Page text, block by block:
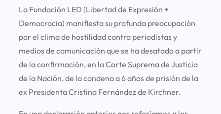
La Fundación LED (Libertad de Expresión +
Democracia) manifiesta su profunda preocupación
por el clima de hostilidad contra periodistas y
medios de comunicación que se ha desatado a partir
de la confirmación, en la Corte Suprema de Justicia
de la Nación, de la condena a 6 años de prisión de la
ex Presidenta Cristina Fernández de Kirchner.